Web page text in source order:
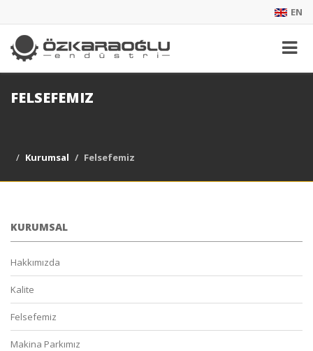
EN
FELSEFEMIZ
Kurumsal Felsefemiz
KURUMSAL
Hakkımızda
Kalite
Felsefemiz
Makina Parkımız